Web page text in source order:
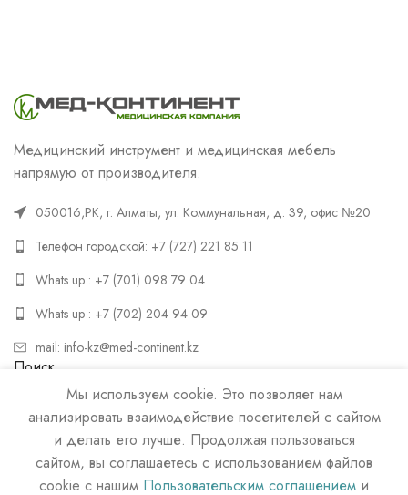
Медицинский инструмент и медицинская мебель
напрямую от производителя.
050016,РК, г. Алматы, ул. Коммунальная, д. 39, офис №20
Телефон городской: +7 (727) 221 85 11
Whats up : +7 (701) 098 79 04
Whats up : +7 (702) 204 94 09
mail: info-kz@med-continent.kz
Поиск
ПОИСК
Мы используем cookie. Это позволяет нам
анализировать взаимодействие посетителей с сайтом
и делать его лучше. Продолжая пользоваться
сайтом, вы соглашаетесь с использованием файлов
cookie с нашим Пользовательским соглашением и